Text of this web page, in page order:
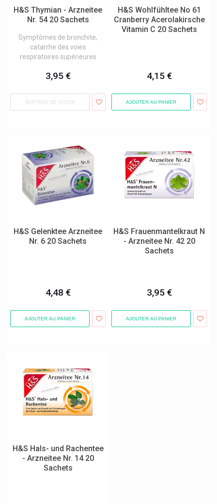
Isn Ineldéa
Isodent Soins Bucco-Dentaires
Joone Paris
Karo Pharma
Kea Soins Capillaires
Klosterfrau Melissengeist
Kohler Pharma
Kukident
Kuracilo
Kuraci Pharma
Kytta
Labcatal
Labo Life
H&S Thymian - Arzneitee
Nr. 54 20 Sachets
Symptômes de bronchite,
catarrhe des voies
respiratoires supérieures
3,95 €
RUPTURE DE STOCK
H&S Wohlfühltee No 61
Cranberry Acerolakirsche
Vitamin C 20 Sachets
4,15 €
AJOUTER AU PANIER
H&S Gelenktee Arzneitee
Nr. 6 20 Sachets
4,48 €
AJOUTER AU PANIER
H&S Frauenmantelkraut N
- Arzneitee Nr. 42 20
Sachets
3,95 €
AJOUTER AU PANIER
H&S Hals- und Rachentee
- Arzneitee Nr. 14 20
Sachets